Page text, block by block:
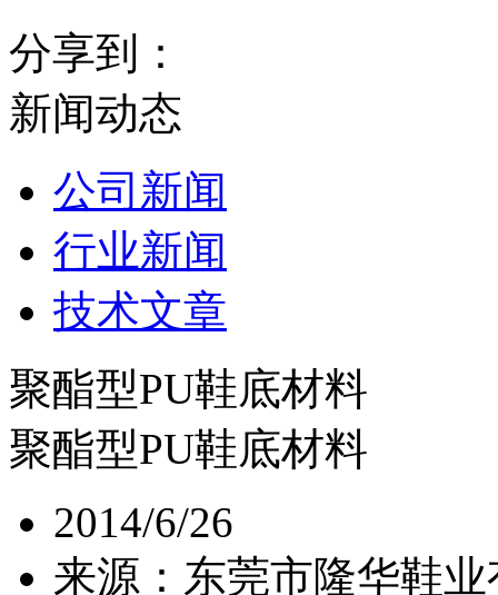
分享到：
新闻动态
公司新闻
行业新闻
技术文章
聚酯型PU鞋底材料
聚酯型PU鞋底材料
2014/6/26
来源：东莞市隆华鞋